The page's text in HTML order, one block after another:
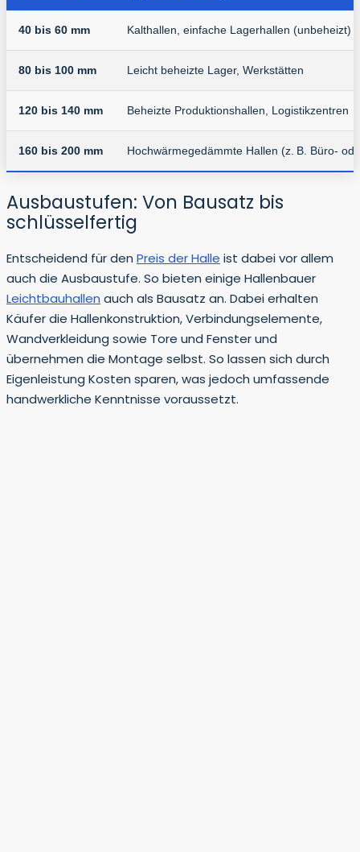
40 bis 60 mm Kalthallen, einfache Lagerhallen (unbeheizt)
80 bis 100 mm Leicht beheizte Lager, Werkstätten
120 bis 140 mm Beheizte Produktionshallen, Logistikzentren
160 bis 200 mm Hochwärmegedämmte Hallen (z. B. Büro-
Ausbaustufen: Von Bausatz bis
schlüsselfertig
Entscheidend für den Preis der Halle ist dabei vor allem
auch die Ausbaustufe. So bieten einige Hallenbauer
Leichtbauhallen auch als Bausatz an. Dabei erhalten
Käufer die Hallenkonstruktion, Verbindungselemente,
Wandverkleidung sowie Tore und Fenster und
übernehmen die Montage selbst. So lassen sich durch
Eigenleistung Kosten sparen, was jedoch umfassende
handwerkliche Kenntnisse voraussetzt.